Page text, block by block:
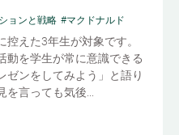
ョンと戦略 #マクドナルド
えた3年生が対象です。
動を学生が常に意識できる
ゼンをしてみよう」と語り
言っても気後...